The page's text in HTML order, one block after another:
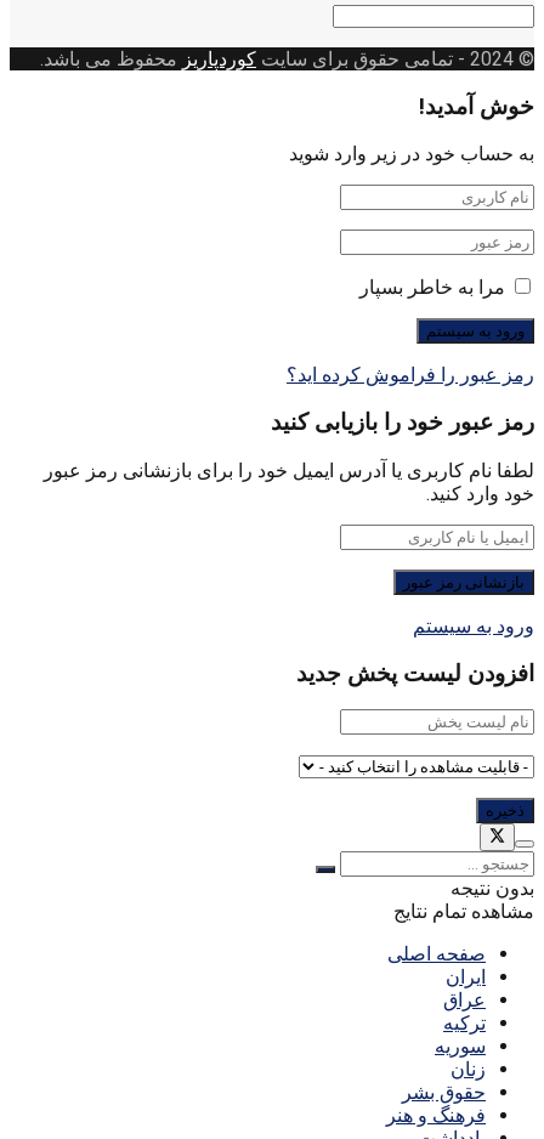
دسته
© 2024
- تمامی حقوق برای سایت کوردپاریز محفوظ می باشد.
خوش آمدید!
به حساب خود در زیر وارد شوید
مرا به خاطر بسپار
رمز عبور را فراموش کرده اید؟
رمز عبور خود را بازیابی کنید
لطفا نام کاربری یا آدرس ایمیل خود را برای بازنشانی رمز عبور
خود وارد کنید.
ورود به سیستم
افزودن لیست پخش جدید
بدون نتیجه
مشاهده تمام نتایج
صفحه اصلی
ایران
عراق
ترکیه
سوریه
زنان
حقوق بشر
فرهنگ و هنر